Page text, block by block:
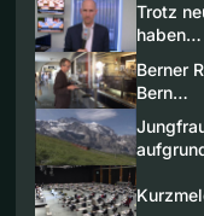
Trotz
haben…
Berner
Bern…